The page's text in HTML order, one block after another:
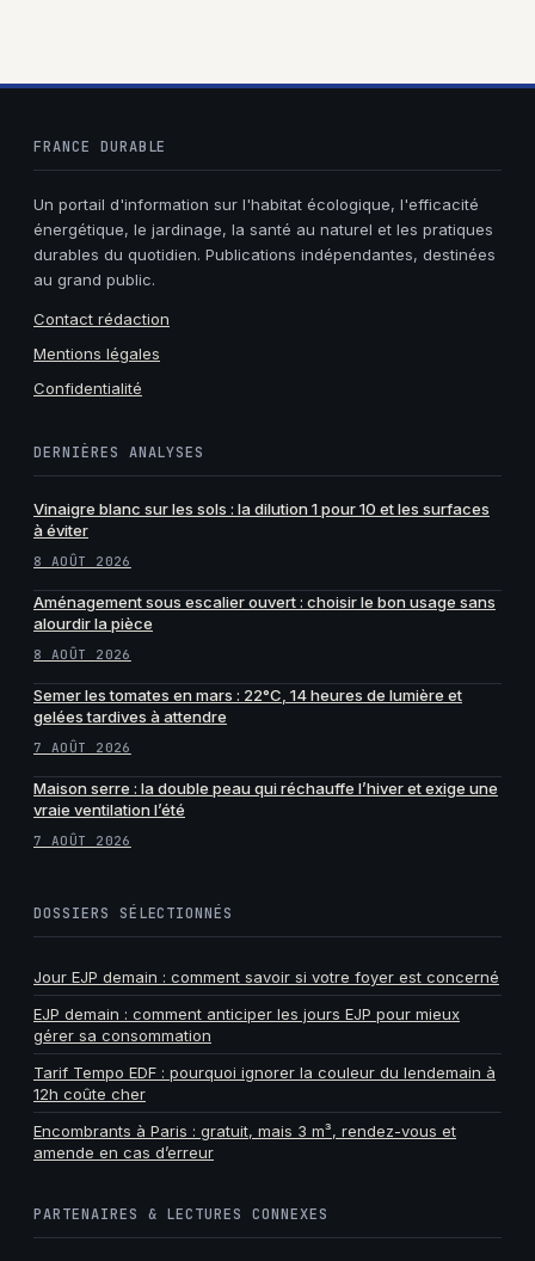
FRANCE DURABLE
Un portail d'information sur l'habitat écologique, l'efficacité
énergétique, le jardinage, la santé au naturel et les pratiques
durables du quotidien. Publications indépendantes, destinées
au grand public.
Contact rédaction
Mentions légales
Confidentialité
DERNIÈRES ANALYSES
Vinaigre blanc sur les sols : la dilution 1 pour 10 et les surfaces
à éviter
8 AOÛT 2026
Aménagement sous escalier ouvert : choisir le bon usage sans
alourdir la pièce
8 AOÛT 2026
Semer les tomates en mars : 22°C, 14 heures de lumière et
gelées tardives à attendre
7 AOÛT 2026
Maison serre : la double peau qui réchauffe l’hiver et exige une
vraie ventilation l’été
7 AOÛT 2026
DOSSIERS SÉLECTIONNÉS
Jour EJP demain : comment savoir si votre foyer est concerné
EJP demain : comment anticiper les jours EJP pour mieux
gérer sa consommation
Tarif Tempo EDF : pourquoi ignorer la couleur du lendemain à
12h coûte cher
Encombrants à Paris : gratuit, mais 3 m³, rendez-vous et
amende en cas d’erreur
PARTENAIRES & LECTURES CONNEXES